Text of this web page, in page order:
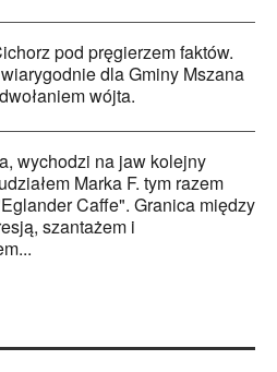
pod pręgierzem faktów.
dla Gminy Mszana
wójta.
wychodzi na jaw kolejny
Marka F. tym razem
Caffe". Granica między
szantażem i